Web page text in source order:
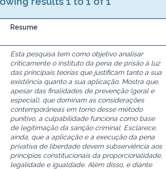
Resume
Esta pesquisa tem como objetivo analisar
criticamente o instituto da pena de prisão à luz
das principais teorias que justificam tanto a sua
existência quanto a sua aplicação. Mostra que,
apesar das finalidades de prevenção (geral e
especial), que dominam as considerações
contemporâneas em torno desse método
punitivo, a culpabilidade funciona como base
de legitimação da sanção criminal. Esclarece,
ainda, que a aplicação e a execução da pena
privativa de liberdade devem subserviência aos
princípios constitucionais da proporcionalidade,
legalidade e igualdade. Além disso, e diante